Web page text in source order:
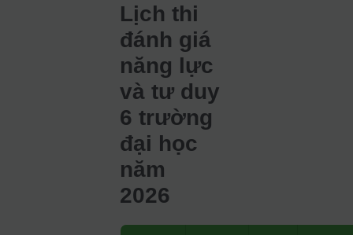
Lịch thi
đánh giá
năng lực
và tư duy
6 trường
đại học
năm
2026